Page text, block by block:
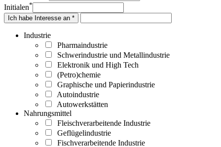
Initialen*
Ich habe Interesse an *
Industrie
Pharmaindustrie
Schwerindustrie und Metallindustrie
Elektronik und High Tech
(Petro)chemie
Graphische und Papierindustrie
Autoindustrie
Autowerkstätten
Nahrungsmittel
Fleischverarbeitende Industrie
Geflügelindustrie
Fischverarbeitende Industrie